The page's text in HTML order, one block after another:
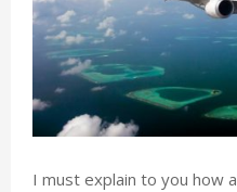
I must explain to you how